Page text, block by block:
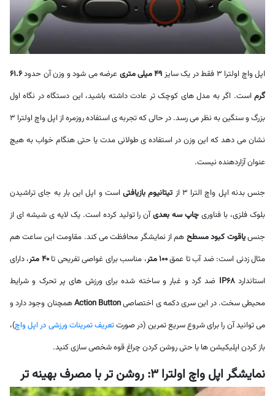
اپل واچ اولترا 3 فقط در یک سایز 49 میلی متری عرضه می شود و وزن آن حدود61.6
گرم است. اگر به مدل های کوچک تر عادت داشته باشید، این دستگاه در نگاه اول
بزرگ و سنگین به نظر می رسد. در حالی که تجربه ی استفاده روزمره از اپل واچ اولترا 3
نشان می دهد که این وزن در استفاده ی طولانی مدت یا حتی هنگام خواب به هیچ
عنوان آزاردهنده نیست.
جنس بدنه اپل واچ الترا 3 از تیتانیوم بازیافتی است و اپل این بار به جای تراشیدن
بلوک فلزی، با فناوری چاپ سه بعدیآن را تولید کرده است. یک لایه ی شیشه ای از
جنسیاقوت کبود مسطح هم از نمایشگر محافظت می کند. مقاومت این ساعت هم
مثال زدنی است: ضد آب تا عمق100 متر ، مناسب برای غواصی تفریحی تا40 متر
، دارای
استانداردIP68 ضد گرد و غبار و ساخته شده برای ورزش های پر تحرک و شرایط
محیطی سخت. در این سری دکمه ی اختصاصیAction Buttonهمچنان وجود دارد و
می توانید آن را برای شروع سریع تمرین (در صورتتعریف تمرینات ورزشی در اپل واچ)،
باز کردن اپلیکیشن ها یا حتی روشن کردن چراغ قوه شخصی سازی کنید.
نمایشگر اپل واچ اولترا 3: روشن تر با مصرف بهینه تر